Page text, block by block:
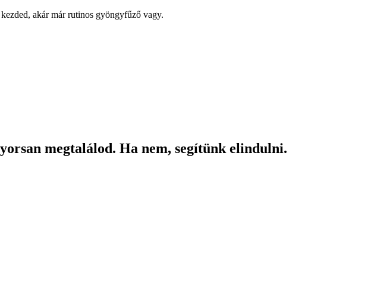
akár már rutinos gyöngyfűző vagy.
megtalálod. Ha nem, segítünk elindulni.